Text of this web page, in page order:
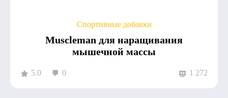
Спортивные добавки
Muscleman для наращивания
мышечной массы
5.0 0 1 272